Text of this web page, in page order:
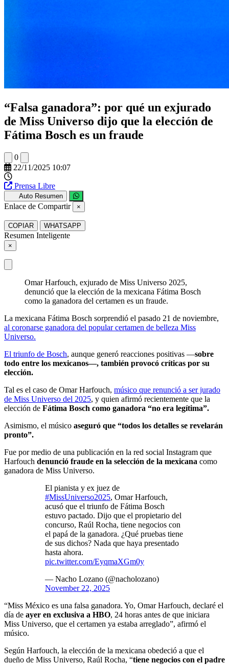
“Falsa ganadora”: por qué un exjurado
de Miss Universo dijo que la elección de
Fátima Bosch es un fraude
0
22/11/2025 10:07
Prensa Libre
Auto Resumen
Enlace de Compartir ×
COPIAR WHATSAPP
Resumen Inteligente
×
Omar Harfouch, exjurado de Miss Universo 2025,
denunció que la elección de la mexicana Fátima Bosch
como la ganadora del certamen es un fraude.
La mexicana Fátima Bosch sorprendió el pasado 21 de noviembre,
al coronarse ganadora del popular certamen de belleza Miss
Universo.
El triunfo de Bosch, aunque generó reacciones positivas —sobre
todo entre los mexicanos—, también provocó críticas por su
elección.
Tal es el caso de Omar Harfouch, músico que renunció a ser jurado
de Miss Universo del 2025, y quien afirmó recientemente que la
elección de Fátima Bosch como ganadora “no era legítima”.
Asimismo, el músico aseguró que “todos los detalles se revelarán
pronto”.
Fue por medio de una publicación en la red social Instagram que
Harfouch denunció fraude en la selección de la mexicana como
ganadora de Miss Universo.
El pianista y ex juez de
#MissUniverso2025, Omar Harfouch,
acusó que el triunfo de Fátima Bosch
estuvo pactado. Dijo que el propietario del
concurso, Raúl Rocha, tiene negocios con
el papá de la ganadora. ¿Qué pruebas tiene
de sus dichos? Nada que haya presentado
hasta ahora.
pic.twitter.com/EyqmaXGm0y
— Nacho Lozano (@nacholozano)
November 22, 2025
“Miss México es una falsa ganadora. Yo, Omar Harfouch, declaré el
día de ayer en exclusiva a HBO, 24 horas antes de que iniciara
Miss Universo, que el certamen ya estaba arreglado”, afirmó el
músico.
Según Harfouch, la elección de la mexicana obedeció a que el
dueño de Miss Universo, Raúl Rocha, “tiene negocios con el padre